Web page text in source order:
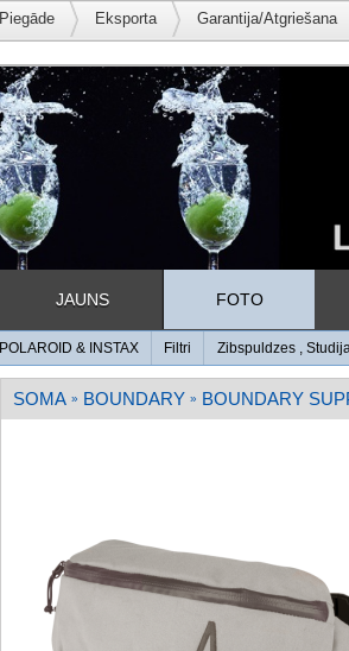
Piegāde Eksporta Garantija/Atgriešana
JAUNS FOTO
POLAROID & INSTAX Filtri Zibspuldzes ,
SOMA » BOUNDARY » BOUNDARY